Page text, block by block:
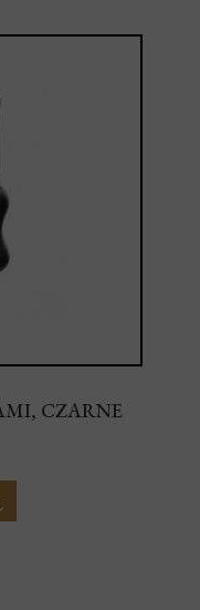
CZARNE